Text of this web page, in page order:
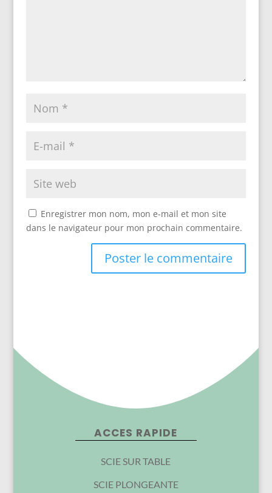
Enregistrer mon nom, mon e-mail et mon site
dans le navigateur pour mon prochain commentaire.
ACCES RAPIDE
SCIE SUR TABLE
SCIE PLONGEANTE